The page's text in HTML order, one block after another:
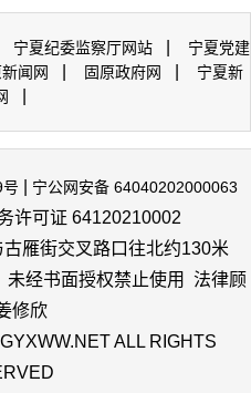
宁夏纪委监察厅网站
宁夏党建
闻网 固原政府网
宁夏新
宁公网安备 64040202000063
许可证 64120210002
雁街交叉路口往北约130米
未经书面授权禁止使用 法律顾
修欣
ALL RIGHTS